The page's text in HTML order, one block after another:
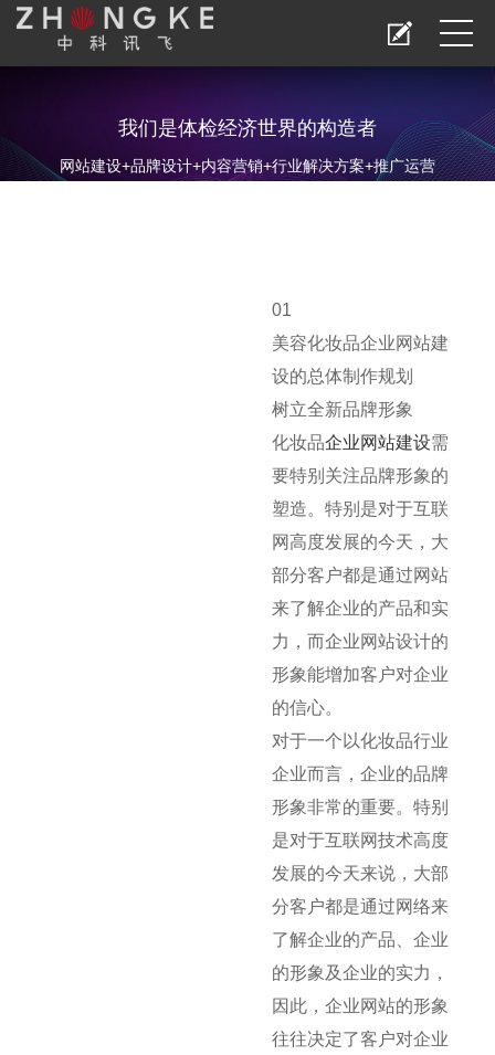
我们是体检经济世界的构造者
网站建设+品牌设计+内容营销+行业解决方案+推广运营
01
美容化妆品企业网站建
设的总体制作规划
树立全新品牌形象
化妆品企业网站建设需
要特别关注品牌形象的
塑造。特别是对于互联
网高度发展的今天，大
部分客户都是通过网站
来了解企业的产品和实
力，而企业网站设计的
形象能增加客户对企业
的信心。
对于一个以化妆品行业
企业而言，企业的品牌
形象非常的重要。特别
是对于互联网技术高度
发展的今天来说，大部
分客户都是通过网络来
了解企业的产品、企业
的形象及企业的实力，
因此，企业网站的形象
往往决定了客户对企业